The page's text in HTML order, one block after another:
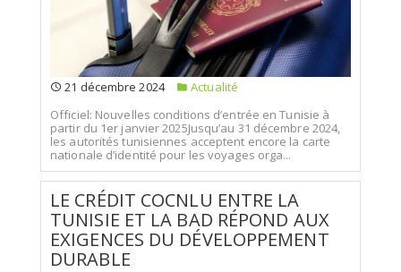
21 décembre 2024
Actualité
Officiel: Nouvelles conditions d’entrée en Tunisie à
partir du 1er janvier 2025Jusqu’au 31 décembre 2024,
les autorités tunisiennes acceptent encore la carte
nationale d’identité pour les voyages orga...
LE CRÉDIT COCNLU ENTRE LA
TUNISIE ET LA BAD RÉPOND AUX
EXIGENCES DU DÉVELOPPEMENT
DURABLE